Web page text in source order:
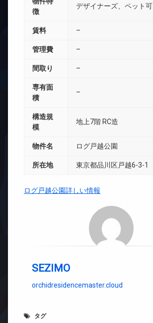
徴
デザイナーズ、ペット可
賃料 –
管理費 –
間取り –
専有面
積
–
構造規
模
地上7階 RC造
物件名 ログ戸越公園
所在地 東京都品川区戸越6-3-1
ログ戸越公園詳しい情報
SEZIMO
orchidresidencemaster.cloud
タグ